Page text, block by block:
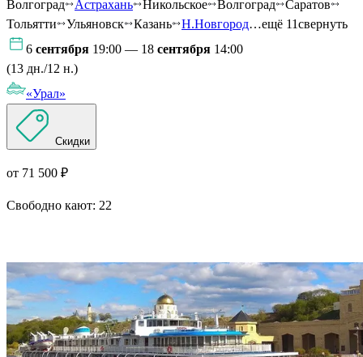
Волгоград
Астрахань Никольское Волгоград
Саратов
Тольятти
Ульяновск Казань Н.Новгород…ещё 11свернуть
6 сентября 19:00 — 18 сентября 14:00
(13 дн./12 н.)
«Урал»
Скидки
от 71 500 ₽
Свободно кают: 22